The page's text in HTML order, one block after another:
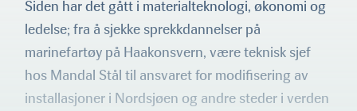
Siden har det gått i materialteknologi, økonomi og
ledelse; fra å sjekke sprekkdannelser på
marinefartøy på Haakonsvern, være teknisk sjef
hos Mandal Stål til ansvaret for modifisering av
installasjoner i Nordsjøen og andre steder i verden